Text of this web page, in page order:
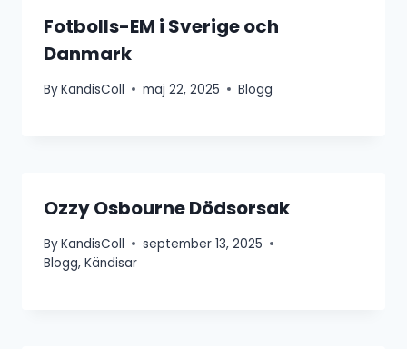
Fotbolls-EM i Sverige och
Danmark
ByKandisColl maj 22, 2025 Blogg
Ozzy Osbourne Dödsorsak
ByKandisColl
september 13, 2025
Blogg, Kändisar